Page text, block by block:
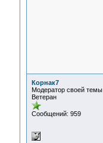
Корнак7
Модератор своей темы
Ветеран
Сообщений: 959